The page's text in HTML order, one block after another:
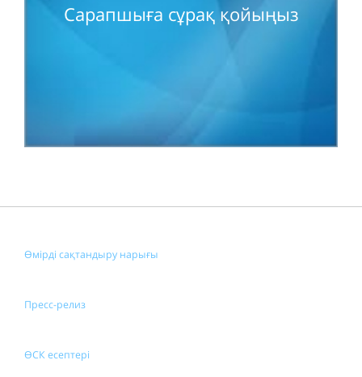
Сарапшыға сұрақ қойыңыз
Өмірді сақтандыру нарығы
Пресс-релиз
ӨСК есептері